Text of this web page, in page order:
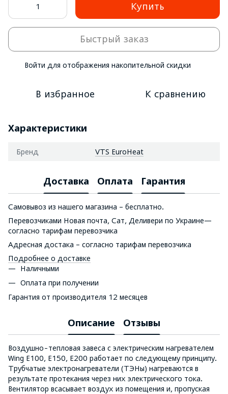
Купить
Быстрый заказ
Войти для отображения накопительной скидки
В избранное К сравнению
Характеристики
Бренд VTS EuroHeat
Доставка Оплата Гарантия
Самовывоз из нашего магазина – бесплатно.
Перевозчиками Новая почта, Сат, Деливери по Украине—
согласно тарифам перевозчика
Адресная достака – согласно тарифам перевозчика
Подробнее о доставке
Наличными
Оплата при получении
Гарантия от производителя 12 месяцев
Описание Отзывы
Воздушно-тепловая завеса с электрическим нагревателем
Wing E100, E150, E200 работает по следующему принципу.
Трубчатые электронагреватели (ТЭНы) нагреваются в
результате протекания через них электрического тока.
Вентилятор всасывает воздух из помещения и, пропуская